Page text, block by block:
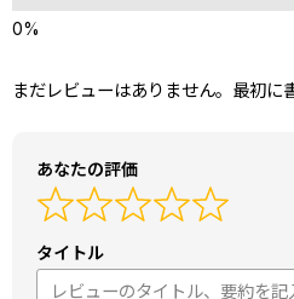
まだレビューはありません。最初に
あなたの評価
タイトル